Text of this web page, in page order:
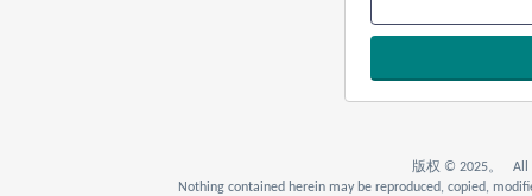
版权 © 2025。 All
Nothing contained herein may be reproduced, copied,